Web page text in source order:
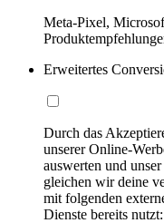
Meta-Pixel,
Erweitertes
Durch das
unserer Online-
auswerten und
gleichen wir deine
mit folgenden
Dienste bereits nutzt: